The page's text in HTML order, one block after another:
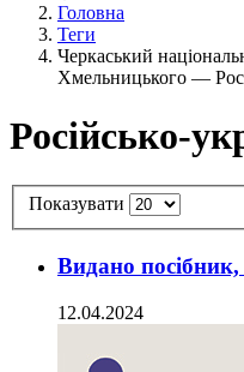
Головна
Теги
Черкаський
Хмельницького —
Російсько-
Показувати
Видано посібник,
12.04.2024